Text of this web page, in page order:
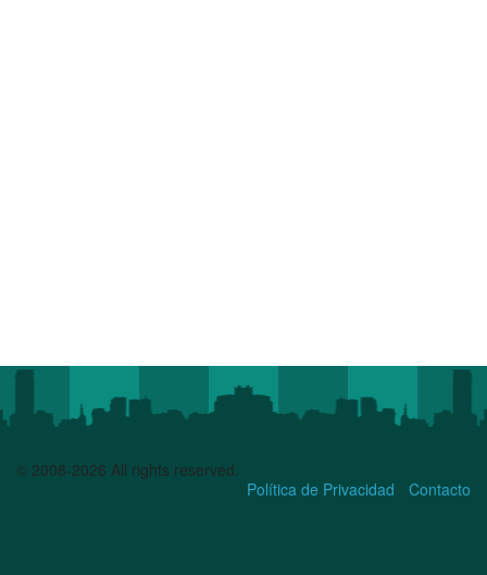
© 2008-2026 All rights reserved.
Contacto
Política de Privacidad